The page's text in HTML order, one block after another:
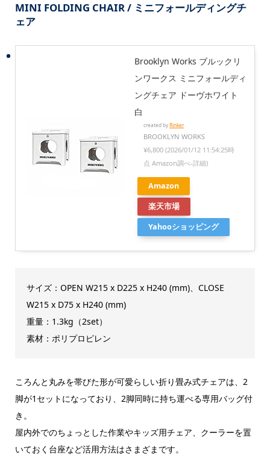
MINI FOLDING CHAIR / ミニフォールディングチ
ェア
Brooklyn Works ブルックリ
ンワークス ミニフォールディ
ングチェア ドーヴホワイト
白
created by Rinker
BROOKLYN WORKS
¥6,800 (2026/01/12 11:54:25時
点 Amazon調べ-詳細)
Amazon
楽天市場
Yahooショッピング
サイズ：OPEN W215 x D225 x H240 (mm)、CLOSE
W215 x D75 x H240 (mm)
重量：1.3kg（2set）
素材：ポリプロピレン
ころんと丸みを帯びた形が可愛らしい折り畳み式チェアは、2
脚が1セットになっており、2脚同時に持ち運べる専用バッグ付
き。
屋内外でのちょっとした作業やキッズ用チェア、クーラーを置
いておく台座など活用方法はさまざまです。